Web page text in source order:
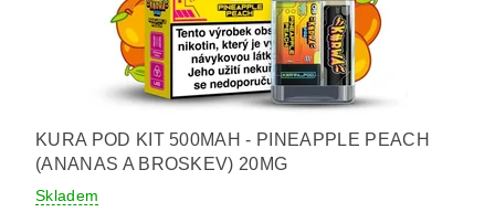
KURA POD KIT 500MAH - PINEAPPLE PEACH
(ANANAS A BROSKEV) 20MG
Skladem